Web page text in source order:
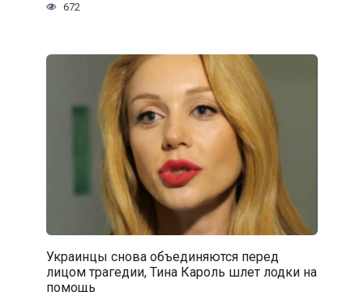
672
Украинцы снова объединяются перед
лицом трагедии, Тина Кароль шлет лодки на
помощь